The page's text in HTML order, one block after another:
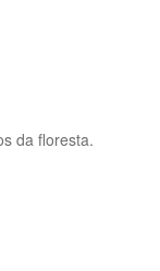
da floresta.